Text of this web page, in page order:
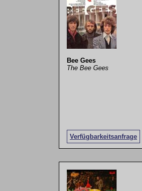
Bee Gees
The Bee Gees
Verfügbarkeitsanfrage